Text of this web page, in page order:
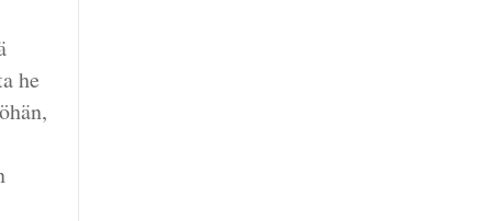
he